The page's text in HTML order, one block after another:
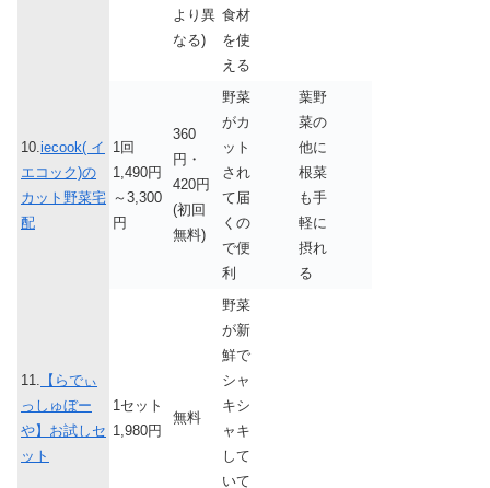
より異
なる)
食材
を使
える
10.iecook( イ
エコック)の
カット野菜宅
配
1回
1,490円
～3,300
円
360
円・
420円
(初回
無料)
野菜
がカ
ット
され
て届
くの
で便
利
葉野
菜の
他に
根菜
も手
軽に
摂れ
る
11. 【らでぃ
っしゅぼー
や】お試しセ
ット
1セット
1,980円
無料
野菜
が新
鮮で
シャ
キシ
ャキ
して
いて